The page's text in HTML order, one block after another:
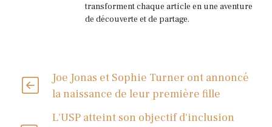
transforment chaque article en une aventure
de découverte et de partage.
Joe Jonas et Sophie Turner ont annoncé
la naissance de leur première fille
L'USP atteint son objectif d'inclusion